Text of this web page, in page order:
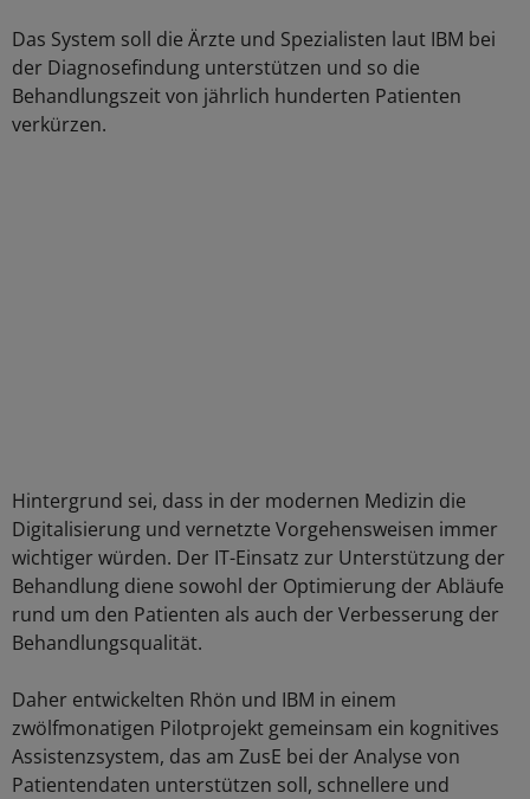
Das System soll die Ärzte und Spezialisten laut IBM bei
der Diagnosefindung unterstützen und so die
Behandlungszeit von jährlich hunderten Patienten
verkürzen.
Hintergrund sei, dass in der modernen Medizin die
Digitalisierung und vernetzte Vorgehensweisen immer
wichtiger würden. Der IT-Einsatz zur Unterstützung der
Behandlung diene sowohl der Optimierung der Abläufe
rund um den Patienten als auch der Verbesserung der
Behandlungsqualität.
Daher entwickelten Rhön und IBM in einem
zwölfmonatigen Pilotprojekt gemeinsam ein kognitives
Assistenzsystem, das am ZusE bei der Analyse von
Patientendaten unterstützen soll, schnellere und